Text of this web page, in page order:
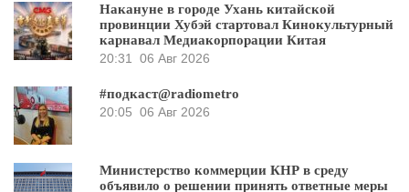
Накануне в городе Ухань китайской
провинции Хубэй стартовал Кинокультурный
карнавал Медиакорпорации Китая
20:31
06 Авг 2026
#подкаст@radiometro
20:05 06 Авг 2026
Министерство коммерции КНР в среду
объявило о решении принять ответные меры